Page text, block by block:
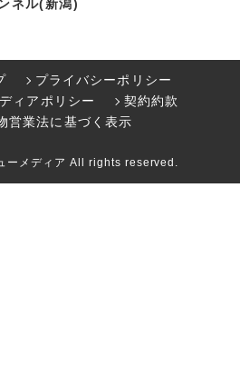
ネル(新潟)
プライバシーポリシー
ィアポリシー
契約約款
営業法に基づく表示
ーメディア All rights reserved.